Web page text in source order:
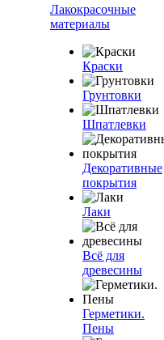
Лакокрасочные
материалы
Краски
Грунтовки
Шпатлевки
Декоративные
покрытия
Лаки
Всё для
древесины
Герметики.
Пены